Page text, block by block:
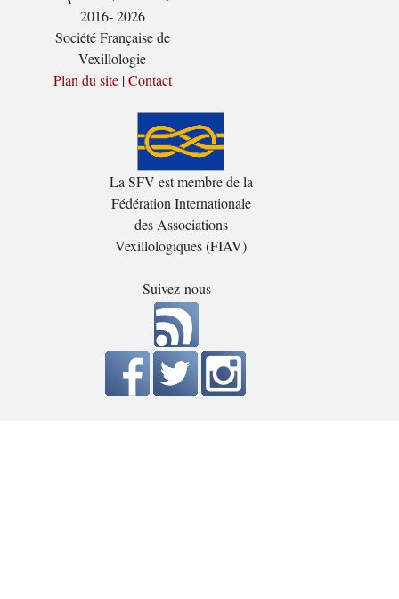
2016- 2026
Société Française de
Vexillologie
Plan du site|Contact
La SFV est membre de la
Fédération Internationale
des Associations
Vexillologiques (FIAV)
Suivez-nous